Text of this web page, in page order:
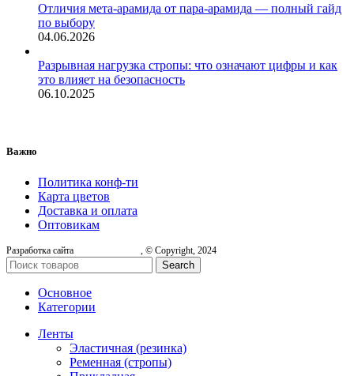
Отличия мета-арамида от пара-арамида — полный гайд
по выбору
04.06.2026
Разрывная нагрузка стропы: что означают цифры и как
это влияет на безопасность
06.10.2025
Важно
Политика конф-ти
Карта цветов
Доставка и оплата
Оптовикам
Разработка сайта , © Copyright, 2024
Search
Основное
Категории
Ленты
Эластичная (резинка)
Ременная (стропы)